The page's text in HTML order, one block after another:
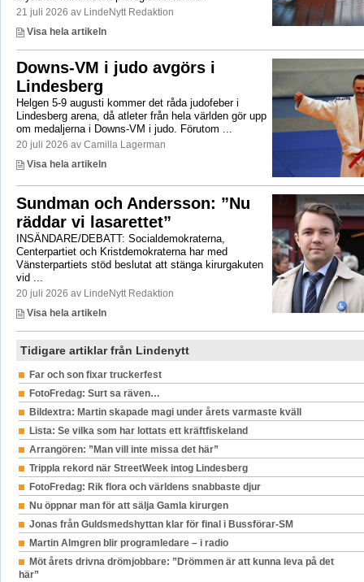
21 juli 2026 av LindeNytt Redaktion
Visa hela artikeln
Downs-VM i judo avgörs i
Lindesberg
Helgen 5-9 augusti kommer det råda judofeber i
Lindesberg arena, då atleter från hela världen gör upp
om medaljerna i Downs-VM i judo. Förutom ...
20 juli 2026 av Camilla Lagerman
Visa hela artikeln
Sundman och Andersson: ”Nu
räddar vi lasarettet”
INSÄNDARE/DEBATT: Socialdemokraterna,
Centerpartiet och Kristdemokraterna har med
Vänsterpartiets stöd beslutat att stänga kirurgakuten
vid ...
20 juli 2026 av LindeNytt Redaktion
Visa hela artikeln
Tidigare artiklar från Lindenytt
Far och son fixar truckerfest
FotoFredag: Surt sa räven…
Bildextra: Martin skapade magi under årets varmaste kväll
Lista: Se vilka som har lottats ett kräftfiskeland
Arrangören: ”Man vill inte missa det här”
Trippla rekord när StreetWeek intog Lindesberg
FotoFredag: Rik flora och världens snabbaste djur
Nu öppnar man för att sälja Gamla kirurgen
Jonas från Guldsmedshyttan klar för final i Bussförar-SM
Martin Almgren blir programledare – i radio
Möt årets drivna drömjobbare: ”Drömmen är att kunna leva på det
här”